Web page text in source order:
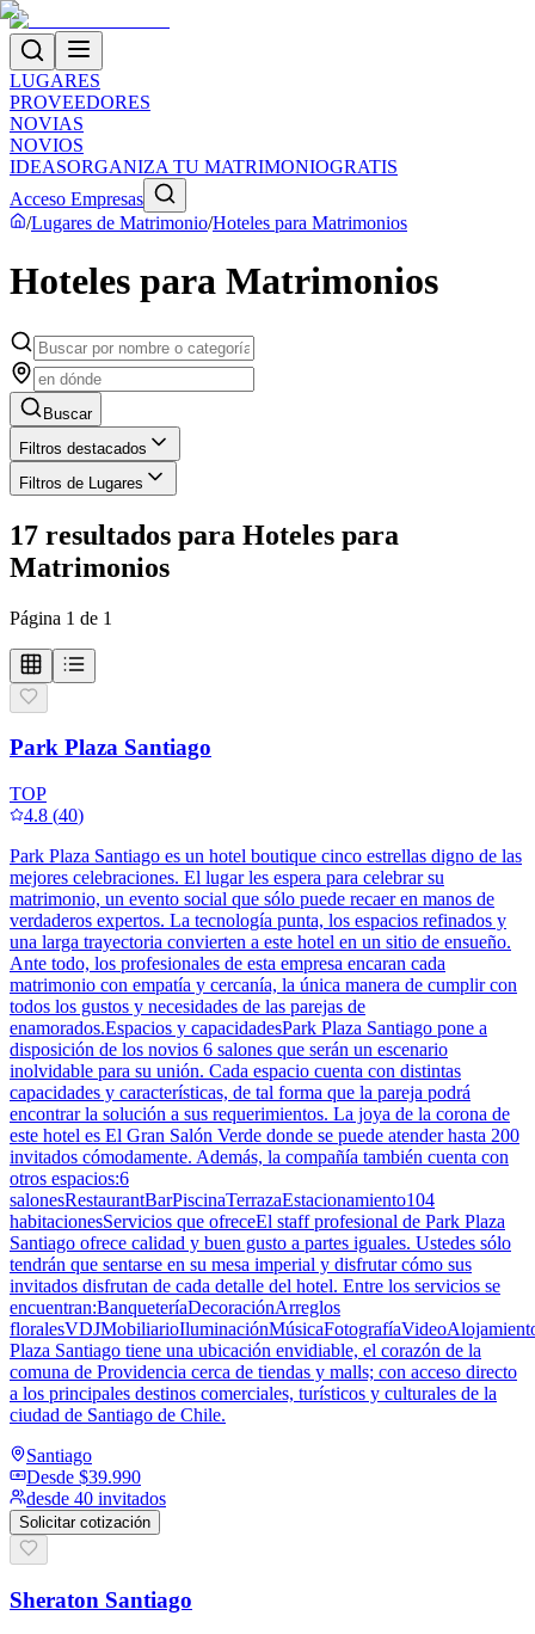
LUGARES
PROVEEDORES
NOVIAS
NOVIOS
IDEASORGANIZA TU MATRIMONIOGRATIS
Acceso Empresas
/Lugares de Matrimonio/Hoteles para Matrimonios
Hoteles para Matrimonios
Buscar
Filtros destacados
Filtros de Lugares
17 resultados para Hoteles para
Matrimonios
Página 1 de 1
Park Plaza Santiago
TOP
4.8 (40)
Park Plaza Santiago es un hotel boutique cinco estrellas digno de las
mejores celebraciones. El lugar les espera para celebrar su
matrimonio, un evento social que sólo puede recaer en manos de
verdaderos expertos. La tecnología punta, los espacios refinados y
una larga trayectoria convierten a este hotel en un sitio de ensueño.
Ante todo, los profesionales de esta empresa encaran cada
matrimonio con empatía y cercanía, la única manera de cumplir con
todos los gustos y necesidades de las parejas de
enamorados.Espacios y capacidadesPark Plaza Santiago pone a
disposición de los novios 6 salones que serán un escenario
inolvidable para su unión. Cada espacio cuenta con distintas
capacidades y características, de tal forma que la pareja podrá
encontrar la solución a sus requerimientos. La joya de la corona de
este hotel es El Gran Salón Verde donde se puede atender hasta 200
invitados cómodamente. Además, la compañía también cuenta con
otros espacios:6
salonesRestaurantBarPiscinaTerrazaEstacionamiento104
habitacionesServicios que ofreceEl staff profesional de Park Plaza
Santiago ofrece calidad y buen gusto a partes iguales. Ustedes sólo
tendrán que sentarse en su mesa imperial y disfrutar cómo sus
invitados disfrutan de cada detalle del hotel. Entre los servicios se
encuentran:BanqueteríaDecoraciónArreglos
Plaza Santiago tiene una ubicación envidiable, el corazón de la
comuna de Providencia cerca de tiendas y malls; con acceso directo
a los principales destinos comerciales, turísticos y culturales de la
ciudad de Santiago de Chile.
Santiago
Desde $39.990
desde 40 invitados
Solicitar cotización
Sheraton Santiago